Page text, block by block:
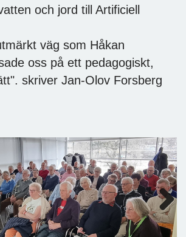
och jord till Artificiell
väg som Håkan
oss på ett pedagogiskt,
skriver Jan-Olov Forsberg
Next